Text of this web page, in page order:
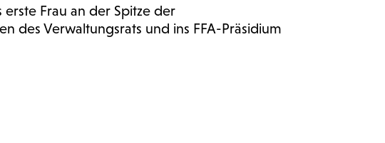
Frau an der Spitze der
des Verwaltungsrats und ins FFA-Präsidium